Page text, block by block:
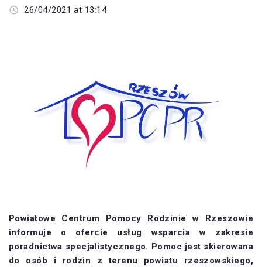
26/04/2021 at 13:14
Powiatowe Centrum Pomocy Rodzinie w Rzeszowie
informuje o ofercie usług wsparcia w zakresie
poradnictwa specjalistycznego. Pomoc jest skierowana
do osób i rodzin z terenu powiatu rzeszowskiego,